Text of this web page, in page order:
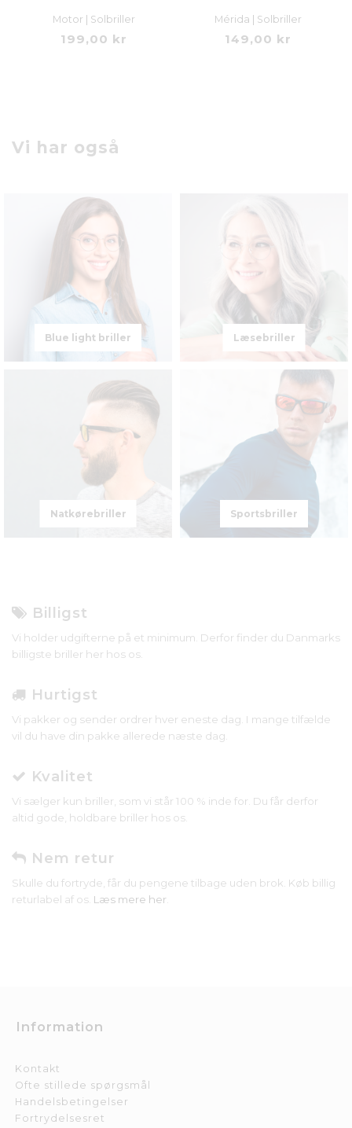
Motor | Solbriller
199,00 kr
Mérida | Solbriller
149,00 kr
Vi har også
Blue light briller Læsebriller
Natkørebriller Sportsbriller
Billigst
Vi holder udgifterne på et minimum. Derfor finder du Danmarks
billigste briller her hos os.
Hurtigst
Vi pakker og sender ordrer hver eneste dag. I mange tilfælde
vil du have din pakke allerede næste dag.
Kvalitet
Vi sælger kun briller, som vi står 100 % inde for. Du får derfor
altid gode, holdbare briller hos os.
Nem retur
Skulle du fortryde, får du pengene tilbage uden brok. Køb billig
returlabel af os. Læs mere her.
Information
Kontakt
Ofte stillede spørgsmål
Handelsbetingelser
Fortrydelsesret